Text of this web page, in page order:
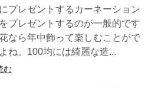
プレゼントするカーネーション
プレゼントするのが一般的です
なら年中飾って楽しむことがで
ね。100均には綺麗な造...
む